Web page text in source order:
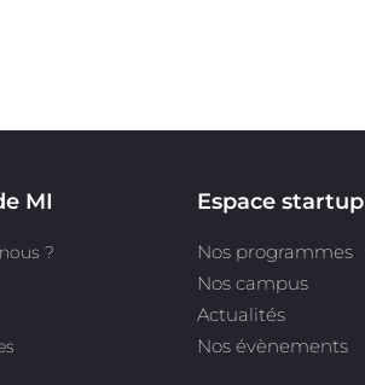
MI
?
Espace startup
Nos programmes
Nos campus
Actualités
Nos évènements